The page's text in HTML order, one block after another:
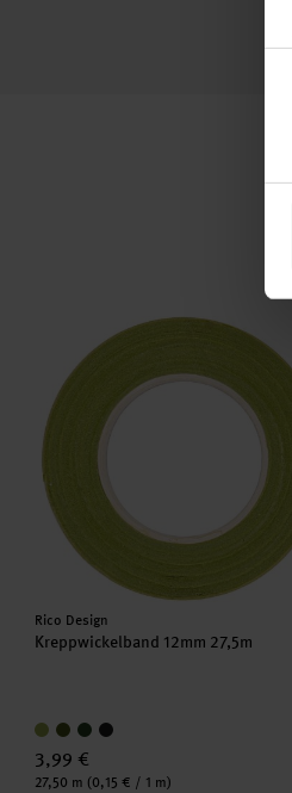
Kreppwickelband 12mm 27,5m
Hersteller:
Rico Design
Kreppwickelband 12mm 27,5m
3,99 €
Inhalt:
27,50 m (0,15 € / 1 m)